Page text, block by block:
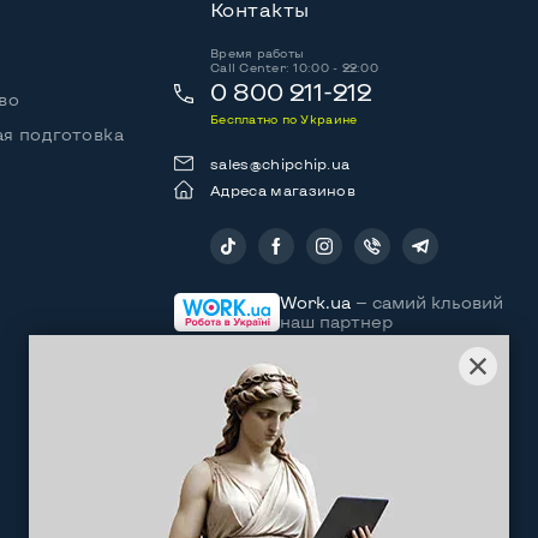
подготовка
Контакты
Время работы
Call Center: 10:00 - 22:00
0 800 211-212
Бесплатно по Украине
sales@chipchip.ua
Адреса магазинов
Work.ua — самий кльовий
наш партнер